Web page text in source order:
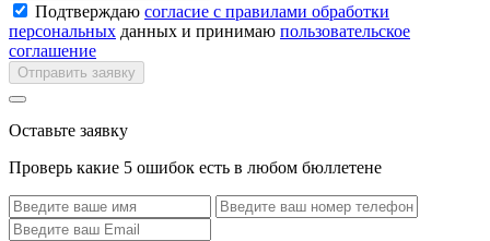
Подтверждаю согласие с правилами обработки
персональных данных и принимаю пользовательское
соглашение
Отправить заявку
Оставьте заявку
Проверь какие 5 ошибок есть в любом бюллетене